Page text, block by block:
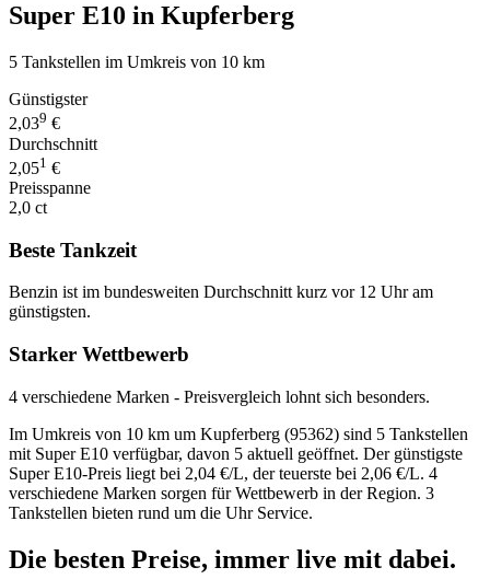
Super E10 in Kupferberg
5 Tankstellen im Umkreis von 10 km
Günstigster
2,039 €
Durchschnitt
2,051 €
Preisspanne
2,0 ct
Beste Tankzeit
Benzin ist im bundesweiten Durchschnitt kurz vor 12 Uhr am
günstigsten.
Starker Wettbewerb
4 verschiedene Marken - Preisvergleich lohnt sich besonders.
Im Umkreis von 10 km um Kupferberg (95362) sind 5 Tankstellen
mit Super E10 verfügbar, davon 5 aktuell geöffnet. Der günstigste
Super E10-Preis liegt bei 2,04 €/L, der teuerste bei 2,06 €/L. 4
verschiedene Marken sorgen für Wettbewerb in der Region. 3
Tankstellen bieten rund um die Uhr Service.
Die besten Preise, immer live mit dabei.